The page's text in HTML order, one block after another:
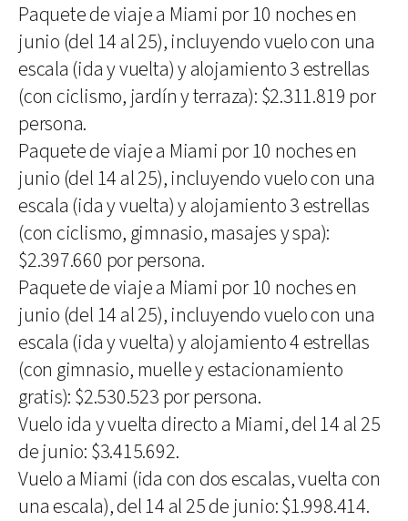
Paquete de viaje a Miami por 10 noches en
junio (del 14 al 25), incluyendo vuelo con una
escala (ida y vuelta) y alojamiento 3 estrellas
(con ciclismo, jardín y terraza): $2.311.819 por
persona.
Paquete de viaje a Miami por 10 noches en
junio (del 14 al 25), incluyendo vuelo con una
escala (ida y vuelta) y alojamiento 3 estrellas
(con ciclismo, gimnasio, masajes y spa):
$2.397.660 por persona.
Paquete de viaje a Miami por 10 noches en
junio (del 14 al 25), incluyendo vuelo con una
escala (ida y vuelta) y alojamiento 4 estrellas
(con gimnasio, muelle y estacionamiento
gratis): $2.530.523 por persona.
Vuelo ida y vuelta directo a Miami, del 14 al 25
de junio: $3.415.692.
Vuelo a Miami (ida con dos escalas, vuelta con
una escala), del 14 al 25 de junio: $1.998.414.